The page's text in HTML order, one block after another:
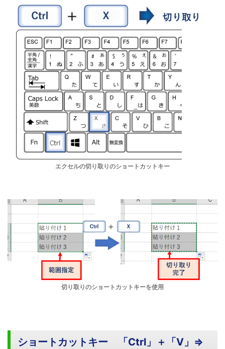
エクセルの切り取りのショートカットキー
切り取りのショートカットキーを使用
ショートカットキー 「Ctrl」＋「V」⇒